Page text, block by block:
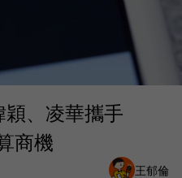
、凌華攜手
商機
王郁倫